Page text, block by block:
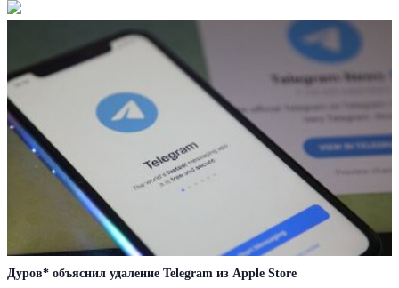
Дуров* объяснил удаление Telegram из Apple Store